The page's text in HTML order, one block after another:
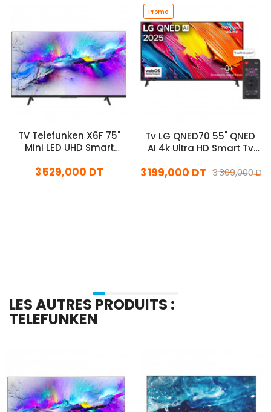
TV Telefunken X6F 75"
Mini LED UHD Smart
Noir
3 529,000 DT
Promo
Tv LG QNED70 55" QNED
AI 4k Ultra HD Smart Tv
3 309,000 DT
3 199,000 DT
LES AUTRES PRODUITS :
TELEFUNKEN